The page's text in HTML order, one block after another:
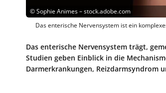
©Sophie Animes – stock.adobe.com
Das enterische Nervensystem ist ein
Das enterische Nervensystem trägt,
Studien geben Einblick in die
Darmerkrankungen, Reizdarmsyndrom